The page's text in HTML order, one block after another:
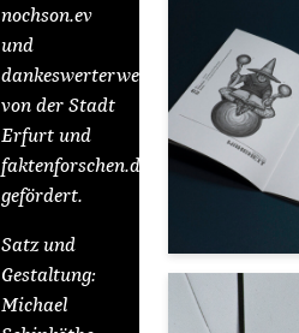
nochson.ev
und
dankeswerterwesie
von der Stadt
Erfurt und
faktenforschen.de
gefördert.
Satz und
Gestaltung:
Michael